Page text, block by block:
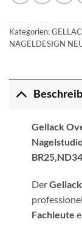
Kategorien:
NAGELDESIGN
Gellack
Der
Fachleute